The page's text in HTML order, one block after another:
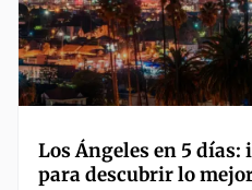
Los Ángeles en 5
para descubrir lo